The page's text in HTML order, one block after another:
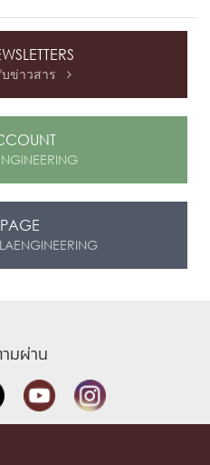
ข่าวสาร 
มผ่าน